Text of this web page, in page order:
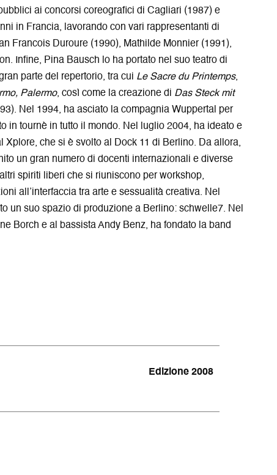
p
r
e
i
n
u
n
a
n
o
v
a
f
i
n
e
a
n
u
o
v
a
f
i
n
s
t
r
a
u
n
a
n
u
o
v
a
n
e
s
t
a
ai concorsi coreografici di Cagliari (1987) e
in Francia, lavorando con vari rappresentanti di
Francois Duroure (1990), Mathilde Monnier (1991),
Infine, Pina Bausch lo ha portato nel suo teatro di
parte del repertorio, tra cui Le Sacre du Printemps,
Palermo, così come la creazione di Das Steck mit
Nel 1994, ha asciato la compagnia Wuppertal per
in tournè in tutto il mondo. Nel luglio 2004, ha ideato e
Xplore, che si è svolto al Dock 11 di Berlino. Da allora,
un gran numero di docenti internazionali e diverse
spiriti liberi che si riuniscono per workshop,
all’interfaccia tra arte e sessualità creativa. Nel
un suo spazio di produzione a Berlino: schwelle7. Nel
Borch e al bassista Andy Benz, ha fondato la band
Edizione 2008